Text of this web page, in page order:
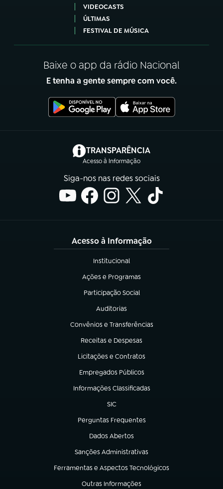
VIDEOCASTS
ÚLTIMAS
FESTIVAL DE MÚSICA
Baixe o app da rádio Nacional
E tenha a gente sempre com você.
TRANSPARÊNCIA
Acesso à Informação
(abre em nova aba)
Siga-nos nas redes sociais
Acesso à Informação
Institucional
(abre em nova aba)
Ações e Programas
(abre em nova aba)
Participação Social
(abre em nova aba)
Auditorias
(abre em nova aba)
Convênios e Transferências
(abre em nova aba)
Receitas e Despesas
(abre em nova aba)
Licitações e Contratos
(abre em nova aba)
Empregados Públicos
(abre em nova aba)
Informações Classificadas
(abre em nova aba)
SIC
(abre em nova aba)
Perguntas Frequentes
(abre em nova aba)
Dados Abertos
(abre em nova aba)
Sanções Administrativas
(abre em nova aba)
Ferramentas e Aspectos Tecnológicos
(abre em nova aba)
Outras Informações
(abre em nova aba)